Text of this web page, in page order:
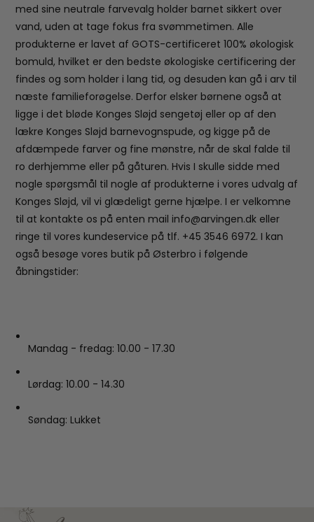
med sine neutrale farvevalg holder barnet sikkert over
vand, uden at tage fokus fra svømmetimen. Alle
produkterne er lavet af GOTS-certificeret 100% økologisk
bomuld, hvilket er den bedste økologiske certificering der
findes og som holder i lang tid, og desuden kan gå i arv til
næste familieforøgelse. Derfor elsker børnene også at
ligge i det bløde Konges Sløjd sengetøj eller op af den
lækre Konges Sløjd barnevognspude, og kigge på de
afdæmpede farver og fine mønstre, når de skal falde til
ro derhjemme eller på gåturen. Hvis I skulle sidde med
nogle spørgsmål til nogle af produkterne i vores udvalg af
Konges Sløjd, vil vi glædeligt gerne hjælpe. I er velkomne
til at kontakte os på enten mail info@arvingen.dk eller
ringe til vores kundeservice på tlf. +45 3546 6972. I kan
også besøge vores butik på Østerbro i følgende
åbningstider:
Mandag - fredag: 10.00 - 17.30
Lørdag: 10.00 - 14.30
Søndag: Lukket